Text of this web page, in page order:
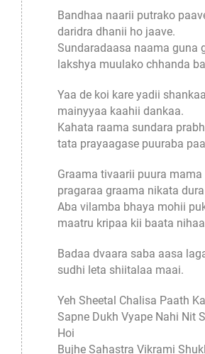
Bandhaa naarii putrako
daridra dhanii ho jaave.
Sundaradaasa naama guna
lakshya muulako chhanda
Yaa de koi kare yadii
mainyyaa kaahii dankaa.
Kahata raama sundara
tata prayaagase puuraba
Graama tivaarii puura mama
pragaraa graama nikata
Aba vilamba bhaya mohii
maatru kripaa kii baata
Badaa dvaara saba aasa
sudhi leta shiitalaa maai.
Yeh Sheetal Chalisa Paath
Sapne Dukh Vyape Nahi Nit
Hoi
Bujhe Sahastra Vikrami